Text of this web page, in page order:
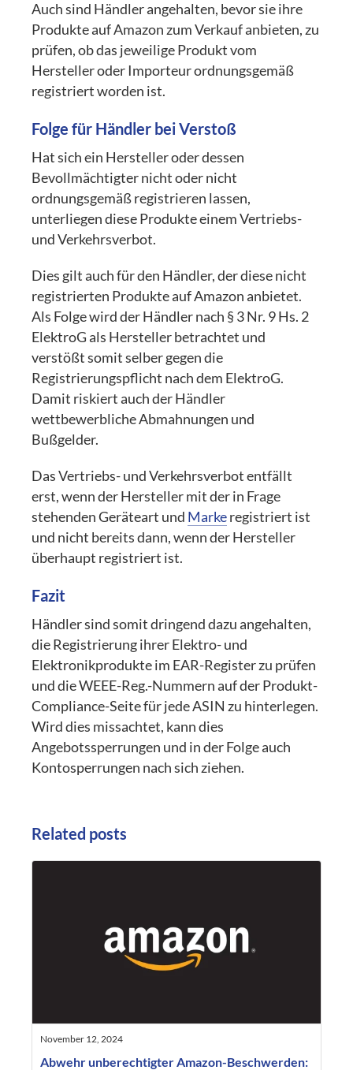
Auch sind Händler angehalten, bevor sie ihre
Produkte auf Amazon zum Verkauf anbieten, zu
prüfen, ob das jeweilige Produkt vom
Hersteller oder Importeur ordnungsgemäß
registriert worden ist.
Folge für Händler bei Verstoß
Hat sich ein Hersteller oder dessen
Bevollmächtigter nicht oder nicht
ordnungsgemäß registrieren lassen,
unterliegen diese Produkte einem Vertriebs-
und Verkehrsverbot.
Dies gilt auch für den Händler, der diese nicht
registrierten Produkte auf Amazon anbietet.
Als Folge wird der Händler nach § 3 Nr. 9 Hs. 2
ElektroG als Hersteller betrachtet und
verstößt somit selber gegen die
Registrierungspflicht nach dem ElektroG.
Damit riskiert auch der Händler
wettbewerbliche Abmahnungen und
Bußgelder.
Das Vertriebs- und Verkehrsverbot entfällt
erst, wenn der Hersteller mit der in Frage
stehenden Geräteart und Markeregistriert ist
und nicht bereits dann, wenn der Hersteller
überhaupt registriert ist.
Fazit
Händler sind somit dringend dazu angehalten,
die Registrierung ihrer Elektro- und
Elektronikprodukte im EAR-Register zu prüfen
und die WEEE-Reg.-Nummern auf der Produkt-
Compliance-Seite für jede ASIN zu hinterlegen.
Wird dies missachtet, kann dies
Angebotssperrungen und in der Folge auch
Kontosperrungen nach sich ziehen.
Related posts
November 12, 2024
Abwehr unberechtigter Amazon-Beschwerden: